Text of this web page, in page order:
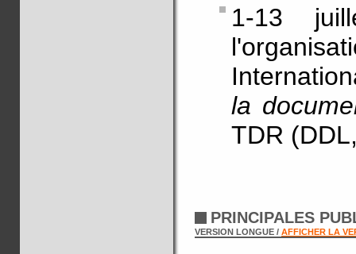
1-13
la
TDR
PRINCIPALES
VERSION LONGUE / AFFICHER LA